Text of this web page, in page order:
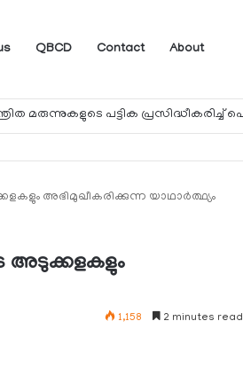
QBCD Contact About
അഭിമുഖീകരിക്കുന്ന യാഥാർത്ഥ്യം
അടുക്കളകളും
1,158 2 minutes read